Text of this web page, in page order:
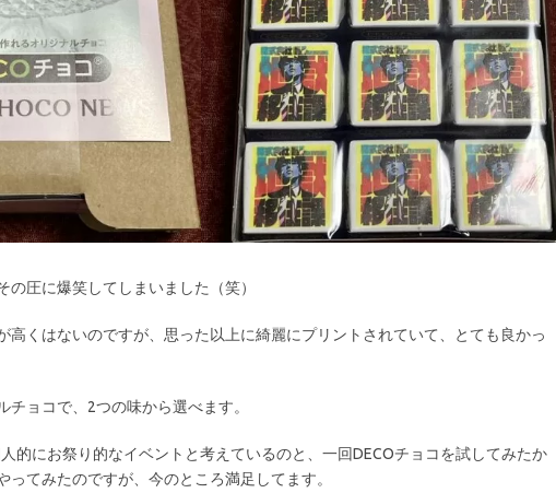
の圧に爆笑してしまいました（笑）
高くはないのですが、思った以上に綺麗にプリントされていて、とても良かっ
チョコで、2つの味から選べます。
的にお祭り的なイベントと考えているのと、一回DECOチョコを試してみたか
ってみたのですが、今のところ満足してます。